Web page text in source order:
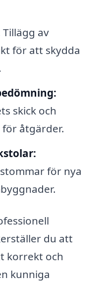
Tillägg av
för att skydda
skick och
åtgärder.
för nya
du att
korrekt och
kunniga